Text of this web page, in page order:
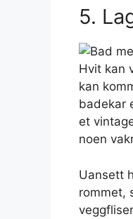
5.
Hvit kan
kan
badekar
et
noen
Uansett
rommet,